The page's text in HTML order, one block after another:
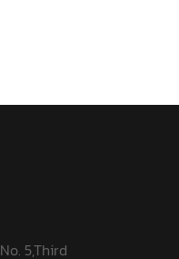
5,Third